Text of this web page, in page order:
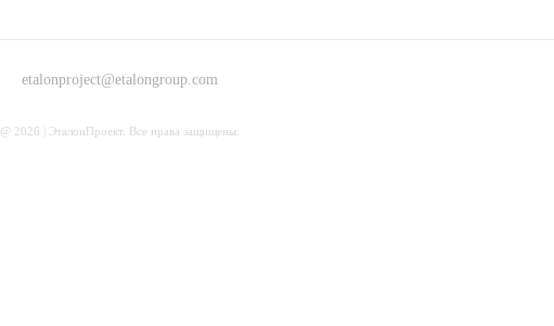
etalonproject@etalongroup.com
@ 2026 | ЭталонПроект. Все права защищены.